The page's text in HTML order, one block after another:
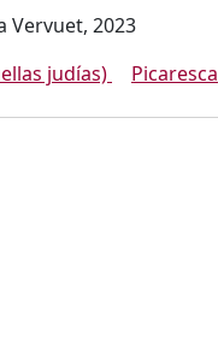
Vervuet, 2023
judías)
Picaresca